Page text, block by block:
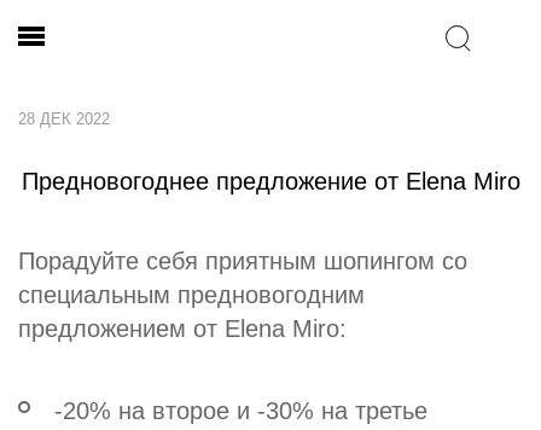
28 ДЕК 2022
Предновогоднее предложение от Elena Miro
Порадуйте себя приятным шопингом со
специальным предновогодним
предложением от Elena Miro:
-20% на второе и -30% на третье